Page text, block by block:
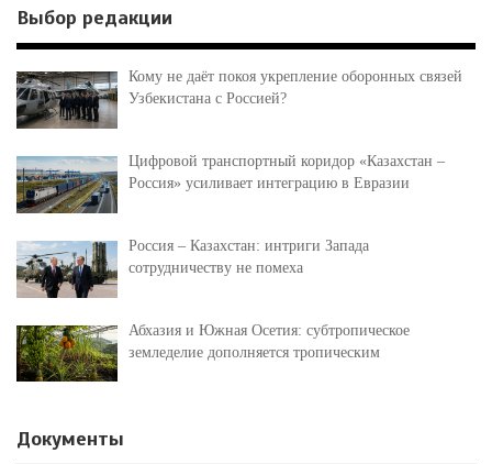
Выбор редакции
Кому не даёт покоя укрепление оборонных связей
Узбекистана с Россией?
Цифровой транспортный коридор «Казахстан –
Россия» усиливает интеграцию в Евразии
Россия – Казахстан: интриги Запада
сотрудничеству не помеха
Абхазия и Южная Осетия: субтропическое
земледелие дополняется тропическим
Документы